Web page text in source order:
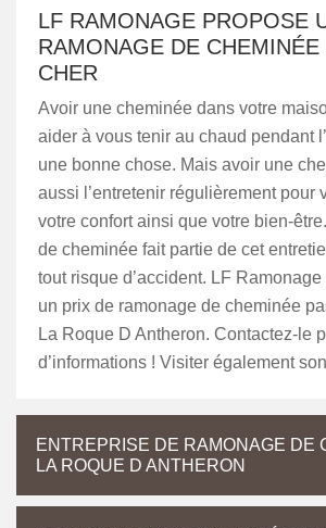
LF RAMONAGE PROPOSE
RAMONAGE DE
CHER
Avoir une cheminée dans votre
aider à vous tenir au chaud pendant
une bonne chose. Mais avoir une
aussi l’entretenir régulièrement pour
votre confort ainsi que votre bien-
de cheminée fait partie de cet
tout risque d’accident. LF
un prix de ramonage de cheminée
La Roque D Antheron. Contactez-le
d’informations ! Visiter également
ENTREPRISE DE RAMONAGE DE
LA ROQUE D ANTHERON